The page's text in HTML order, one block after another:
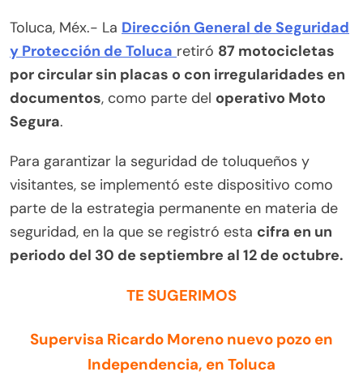
Toluca, Méx.- La Dirección General de Seguridad
y Protección de Toluca retiró 87 motocicletas
por circular sin placas o con irregularidades en
documentos, como parte del operativo Moto
Segura.
Para garantizar la seguridad de toluqueños y
visitantes, se implementó este dispositivo como
parte de la estrategia permanente en materia de
seguridad, en la que se registró esta cifra en un
periodo del 30 de septiembre al 12 de octubre.
TE SUGERIMOS
Supervisa Ricardo Moreno nuevo pozo en
Independencia, en Toluca